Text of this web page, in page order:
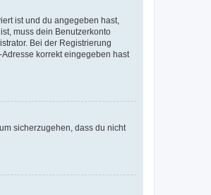
ist und du angegeben hast,
muss dein Benutzerkonto
Bei der Registrierung
korrekt eingegeben hast
sicherzugehen, dass du nicht